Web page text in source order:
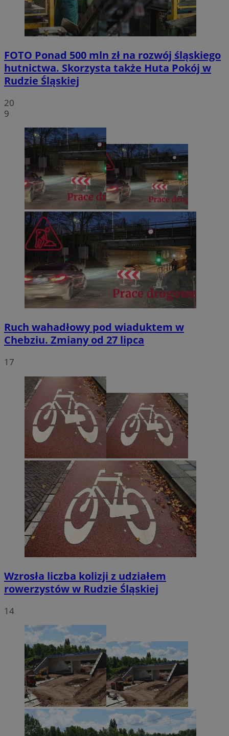
FOTO Ponad 500 mln zł na rozwój śląskiego
hutnictwa. Skorzysta także Huta Pokój w
Rudzie Śląskiej
20
9
Ruch wahadłowy pod wiaduktem w
Chebziu. Zmiany od 27 lipca
17
Wzrosła liczba kolizji z udziałem
rowerzystów w Rudzie Śląskiej
14